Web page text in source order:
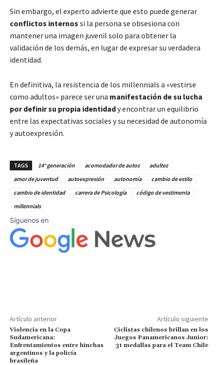
Sin embargo, el experto advierte que esto puede generar
conflictos internos si la persona se obsesiona con
mantener una imagen juvenil solo para obtener la
validación de los demás, en lugar de expresar su verdadera
identidad.
En definitiva, la resistencia de los millennials a «vestirse
como adultos» parece ser una manifestación de su lucha
por definir su propia identidady encontrar un equilibrio
entre las expectativas sociales y su necesidad de autonomía
y autoexpresión.
TAGS 14° generación acomodador de autos
adultez
amor de juventud
autoexpresión autonomía
cambio de estilo
cambio de identidad
carrera de Psicología
código de vestimenta
millennials
Síguenos en
Artículo anterior
Violencia en la Copa
Sudamericana:
Enfrentamientos entre hinchas
argentinos y la policía
brasileña
Artículo siguiente
Ciclistas chilenos brillan en los
Juegos Panamericanos Junior:
31 medallas para el Team Chile